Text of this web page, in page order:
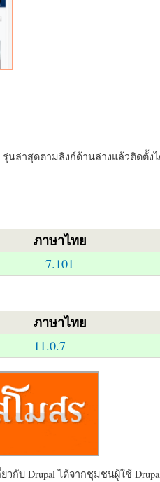
รุ่นล่าสุดตามลิงก์ด้านล่างแล้วติดตั้ง
ภาษาไทย
7.101
ภาษาไทย
11.0.7
บ Drupal ได้จากชุมชนผู้ใช้